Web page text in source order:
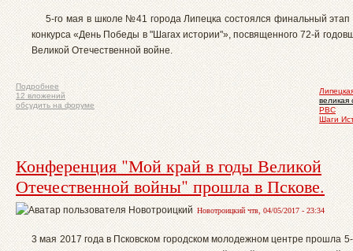
5-го мая в школе №41 города Липецка состоялся финальный этап
конкурса «День Победы в "Шагах истории"», посвященного 72-й
Великой Отечественной войне.
великая
РВС
Шаги
Подробнее
12 вложений
обсудить на форуме
Конференция "Мой край в годы Великой
Отечественной войны" прошла в Пскове.
Новотроицкий чтв, 04/05/2017 - 23:34
3 мая 2017 года в Псковском городском молодежном центре прошла